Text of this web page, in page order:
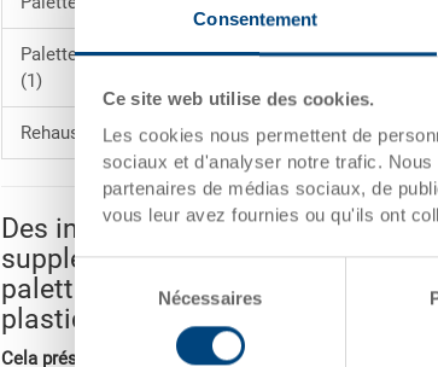
Consentement
Ce site web utilise des cookies.
Les cookies nous permettent de
sociaux et d'analyser notre trafic.
partenaires de médias sociaux, de
vous leur avez fournies ou qu'ils ont
Sélection
consentement
Nécessaires
Palette d'exportation UPAL-E
(1)
Rehausse (6)
Des informations
supplémentaires sur
palettes en matière
plastique
Cela présente de l’intérêt pour vous
Coloris
No. de
commande
Quantité de
commande
livraison
vers le